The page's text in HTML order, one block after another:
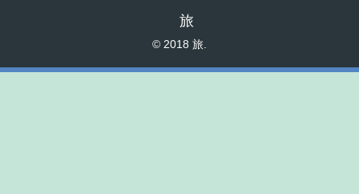
旅
© 2018 旅.